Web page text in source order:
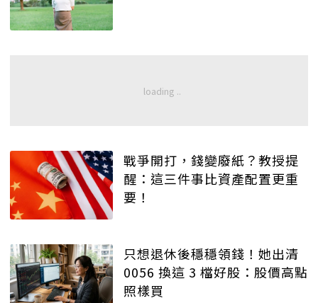
戰爭開打，錢變廢紙？教授提
醒：這三件事比資產配置更重
要！
只想退休後穩穩領錢！她出清
0056 換這 3 檔好股：股價高點
照樣買